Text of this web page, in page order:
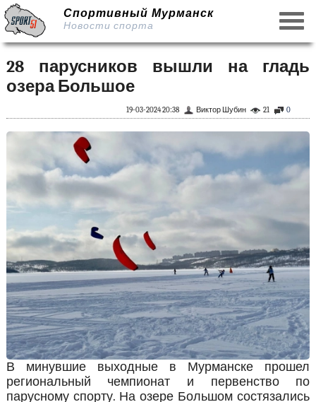
Спортивный Мурманск
Новости спорта
28 парусников вышли на гладь
озера Большое
0
21
Виктор Шубин
19-03-2024 20:38
В минувшие выходные в Мурманске прошел
региональный чемпионат и первенство по
парусному спорту. На озере Большом состязались